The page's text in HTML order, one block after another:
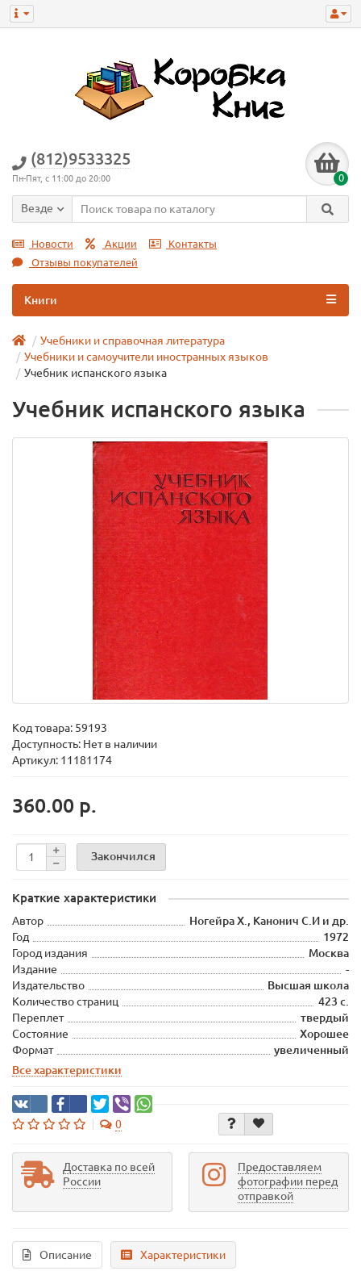
(812)9533325
Пн-Пят, с 11:00 до 20:00 0
Везде
Новости Акции
Контакты
Отзывы покупателей
Книги
Учебники и справочная литература
Учебники и самоучители иностранных языков
Учебник испанского языка
Учебник испанского языка
Код товара: 59193
Доступность: Нет в наличии
Артикул: 11181174
360.00 р.
Закончился
Краткие характеристики
Автор
Ногейра Х., Канонич С.И и др.
Год
1972
Город издания
Москва
Издание
-
Издательство
Высшая школа
Количество страниц
423 с.
Переплет
твердый
Состояние
Хорошее
Формат
увеличенный
Все характеристики
0
Доставка по всей
России
Предоставляем
фотографии перед
отправкой
Описание Характеристики